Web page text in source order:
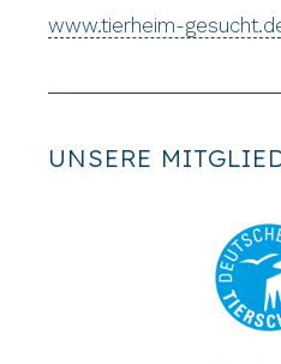
www.tierheim-
UNSERE